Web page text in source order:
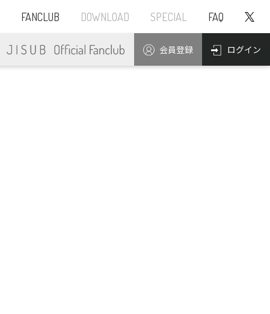
FANCLUB DOWNLOAD SPECIAL FAQ
会員登録 ログイン